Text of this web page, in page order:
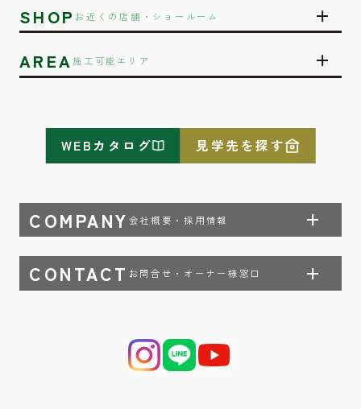
SHOP お近くの店舗・ショールーム
AREA施工可能エリア
COMPANY 会社概要・採用情報
CONTACT お問合せ・オーナー様窓口
WEBカタログ 見学先を探す